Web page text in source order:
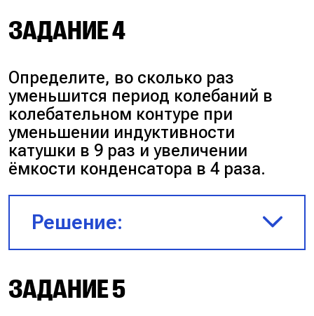
После того как ключ перевели в
положение 2, индуктивность
раз.
Запишем формулу Томсона:
$T \uparrow_{\text{в 5}} =
2\pi\sqrt{L \uparrow_{\text{в 25}}
C}$, при увеличении
индуктивности катушки в 25
раз.
ЗАДАНИЕ 4
Определите, во сколько раз
уменьшится период колебаний в
колебательном контуре при
уменьшении индуктивности
катушки в 9 раз и увеличении
ёмкости конденсатора в 4 раза.
Решение:
Запишем формулу Томсона:
ЗАДАНИЕ 5